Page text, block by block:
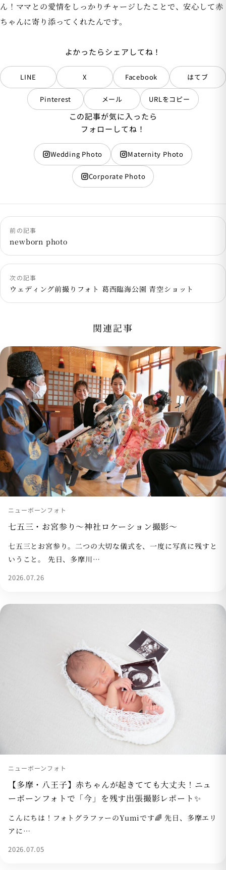
ん！ママとの愛情をしっかりチャージしたことで、安心して赤
ちゃんに寄り添ってくれたんです。
よかったらシェアしてね！
LINE X Facebook はてブ
Pinterest メール URLをコピー
この記事が気に入ったら
フォローしてね！
Wedding Photo Maternity Photo
Corporate Photo
前の記事
newborn photo
次の記事
ウェディング前撮りフォト 葛西臨海公園 青空ショット
関連記事
ニューボーンフォト
七五三・お宮参り〜神社ロケーション撮影〜
七五三とお宮参り。二つの大切な儀式を、一度に写真に残すと
いうこと。 先日、多摩川…
2026.07.26
ニューボーンフォト
【多摩・八王子】赤ちゃんが起きてても大丈夫！ニュ
ーボーンフォトで「今」を残す出張撮影レポート✨
こんにちは！フォトグラファーのYumiです🌈 先日、多摩エリ
アに…
2026.07.05